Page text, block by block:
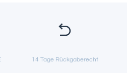
14 Tage Rückgaberecht